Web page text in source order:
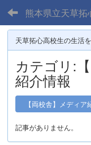
熊本県立天草拓
天草拓心高校生の生活
カテゴリ:
紹介情報
【両校舎】メディア
記事がありません。